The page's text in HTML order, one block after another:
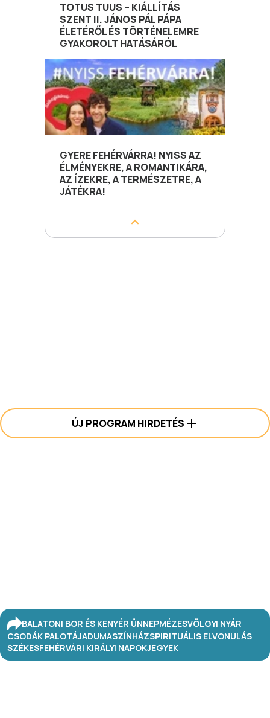
TOTUS TUUS – KIÁLLÍTÁS
SZENT II. JÁNOS PÁL PÁPA
ÉLETÉRŐL ÉS TÖRTÉNELEMRE
GYAKOROLT HATÁSÁRÓL
GYERE FEHÉRVÁRRA! NYISS AZ
ÉLMÉNYEKRE, A ROMANTIKÁRA,
AZ ÍZEKRE, A TERMÉSZETRE, A
JÁTÉKRA!
ÚJ PROGRAM HIRDETÉS
BALATONI BOR ÉS KENYÉR ÜNNEPMÉZESVÖLGYI NYÁR
CSODÁK PALOTÁJADUMASZÍNHÁZSPIRITUÁLIS ELVONULÁS
SZÉKESFEHÉRVÁRI KIRÁLYI NAPOKJEGYEK